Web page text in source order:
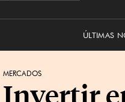
ÚLTIMAS
MERCADOS
Invertir